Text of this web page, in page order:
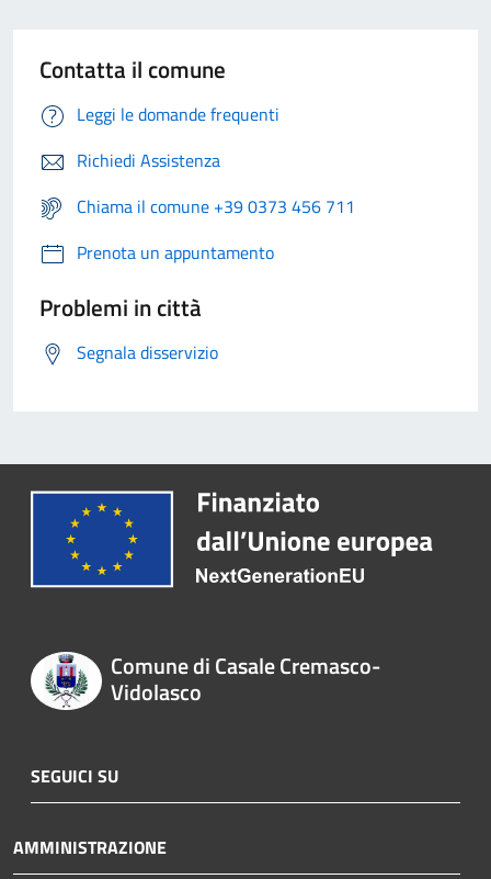
Contatta il comune
Leggi le domande frequenti
Richiedi Assistenza
Chiama il comune +39 0373 456 711
Prenota un appuntamento
Problemi in città
Segnala disservizio
Comune di Casale Cremasco-
Vidolasco
SEGUICI SU
AMMINISTRAZIONE